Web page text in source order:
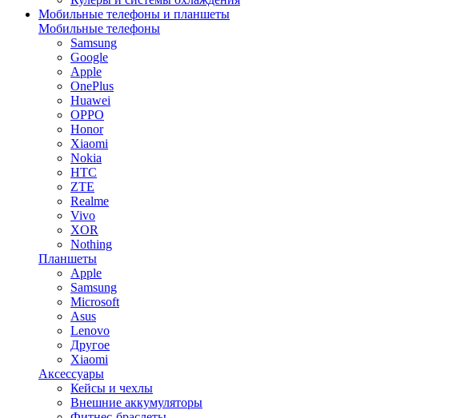
Мобильные телефоны и планшеты
Мобильные телефоны
Samsung
Google
Apple
OnePlus
Huawei
OPPO
Honor
Xiaomi
Nokia
HTC
ZTE
Realme
Vivo
XOR
Nothing
Планшеты
Apple
Samsung
Microsoft
Asus
Lenovo
Другое
Xiaomi
Аксессуары
Кейсы и чехлы
Внешние аккумуляторы